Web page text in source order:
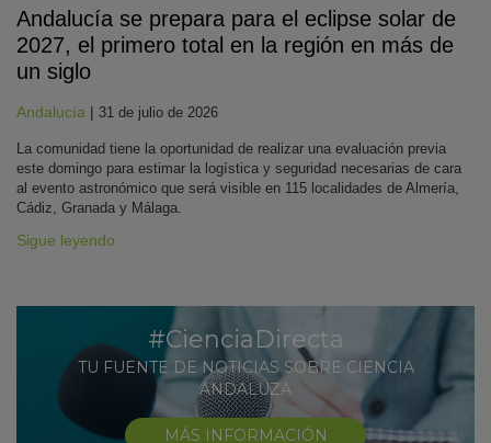
Andalucía se prepara para el eclipse solar de
2027, el primero total en la región en más de
un siglo
Andalucía | 31 de julio de 2026
La comunidad tiene la oportunidad de realizar una evaluación previa
este domingo para estimar la logística y seguridad necesarias de cara
al evento astronómico que será visible en 115 localidades de Almería,
Cádiz, Granada y Málaga.
Sigue leyendo
#CienciaDirecta
TU FUENTE DE NOTICIAS SOBRE CIENCIA
ANDALUZA
MÁS INFORMACIÓN